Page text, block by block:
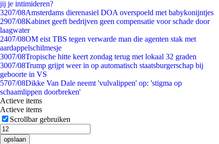
jij je intimideren?
3207/08Amsterdams dierenasiel DOA overspoeld met babykonijntjes
2907/08Kabinet geeft bedrijven geen compensatie voor schade door
laagwater
2407/08OM eist TBS tegen verwarde man die agenten stak met
aardappelschilmesje
3007/08Tropische hitte keert zondag terug met lokaal 32 graden
3007/08Trump grijpt weer in op automatisch staatsburgerschap bij
geboorte in VS
5707/08Dikke Van Dale neemt 'vulvalippen' op: 'stigma op
schaamlippen doorbreken'
Actieve items
Actieve items
Scrollbar gebruiken
opslaan